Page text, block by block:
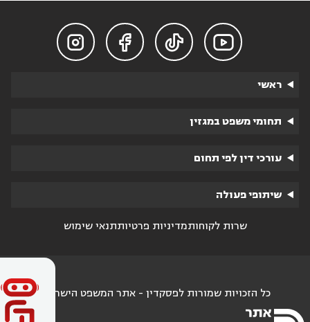




ראשי
תחומי משפט במגזין
עורכי דין לפי תחום
שיתופי פעולה
שרות לקוחותמדיניות פרטיותתנאי שימוש
כל הזכויות שמורות לפסקדין - אתר המשפט הישראלי